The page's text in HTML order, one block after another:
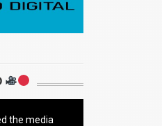
the media